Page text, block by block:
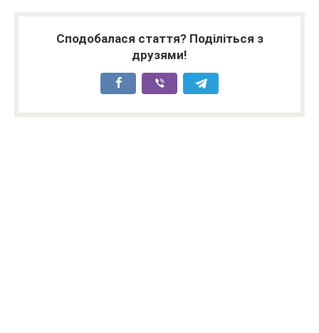
Сподобалася стаття? Поділіться з
друзями!